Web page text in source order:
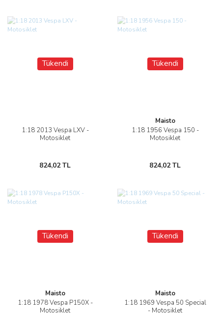
Tükendi
1:18 2013 Vespa LXV -
Motosiklet
824,02 TL
Tükendi
Maisto
1:18 1956 Vespa 150 -
Motosiklet
824,02 TL
Tükendi
Maisto
1:18 1978 Vespa P150X -
Motosiklet
Tükendi
Maisto
1:18 1969 Vespa 50 Special
- Motosiklet